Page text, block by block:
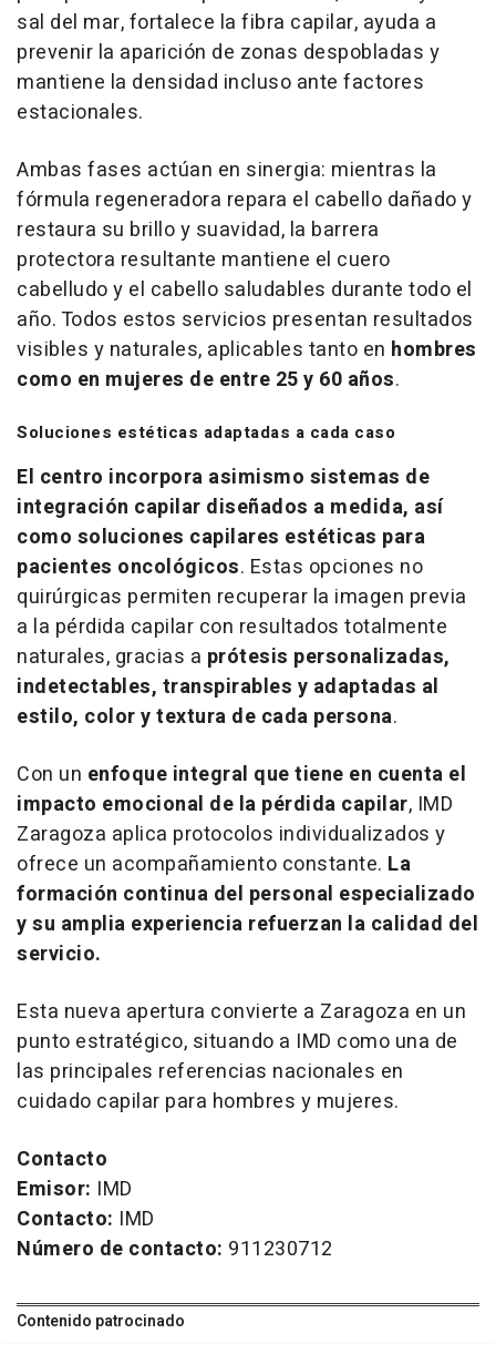
sal del mar, fortalece la fibra capilar, ayuda a
prevenir la aparición de zonas despobladas y
mantiene la densidad incluso ante factores
estacionales.
Ambas fases actúan en sinergia: mientras la
fórmula regeneradora repara el cabello dañado y
restaura su brillo y suavidad, la barrera
protectora resultante mantiene el cuero
cabelludo y el cabello saludables durante todo el
año. Todos estos servicios presentan resultados
visibles y naturales, aplicables tanto en hombres
como en mujeres de entre 25 y 60 años.
Soluciones estéticas adaptadas a cada caso
El centro incorpora asimismo sistemas de
integración capilar diseñados a medida, así
como soluciones capilares estéticas para
pacientes oncológicos. Estas opciones no
quirúrgicas permiten recuperar la imagen previa
a la pérdida capilar con resultados totalmente
naturales, gracias a prótesis personalizadas,
indetectables, transpirables y adaptadas al
estilo, color y textura de cada persona.
Con un enfoque integral que tiene en cuenta el
impacto emocional de la pérdida capilar, IMD
Zaragoza aplica protocolos individualizados y
ofrece un acompañamiento constante. La
formación continua del personal especializado
y su amplia experiencia refuerzan la calidad del
servicio.
Esta nueva apertura convierte a Zaragoza en un
punto estratégico, situando a IMD como una de
las principales referencias nacionales en
cuidado capilar para hombres y mujeres.
Contacto
Emisor: IMD
Contacto: IMD
Número de contacto: 911230712
Contenido patrocinado